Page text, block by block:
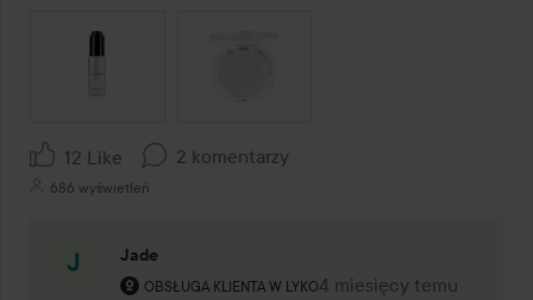
POMIŃ SEKCJĘ
12 Like 2 komentarzy
686 wyświetleń
Jade
OBSŁUGA KLIENTA W LYKO
Rola użytkownika: Obsługa klienta w Lyko.
4 miesięcy temu
Komentarz został